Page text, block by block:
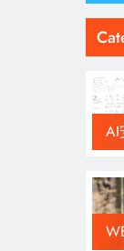
AI